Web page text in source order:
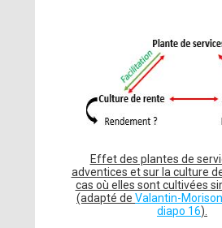
Effet des plantes de
adventices et sur la culture
cas où elles sont cultivées
(adapté de Valantin-
diapo 16).